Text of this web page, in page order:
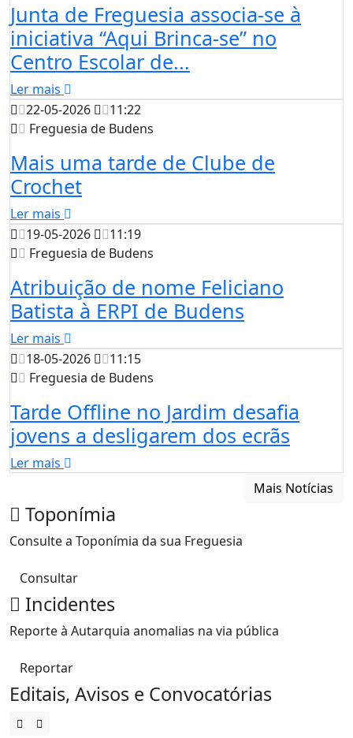
Junta de Freguesia associa-se à
iniciativa “Aqui Brinca-se” no
Centro Escolar de...
Ler mais
22-05-2026
11:22
Freguesia de Budens
Mais uma tarde de Clube de
Crochet
Ler mais
19-05-2026
11:19
Freguesia de Budens
Atribuição de nome Feliciano
Batista à ERPI de Budens
Ler mais
18-05-2026
11:15
Freguesia de Budens
Tarde Offline no Jardim desafia
jovens a desligarem dos ecrãs
Ler mais
Mais Notícias
Toponímia
Consulte a Toponímia da sua Freguesia
Consultar
Incidentes
Reporte à Autarquia anomalias na via pública
Reportar
Editais, Avisos e Convocatórias